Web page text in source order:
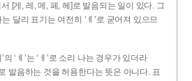
서 [게, 레, 메, 페, 헤]로 발음되는 일이 있다. 그
달리 표기는 여전히 ‘ㅖ’로 굳어져 있으므
의 ‘ㅖ’는 ‘ㅔ’로 소리 나는 경우가 있더라
발음하는 것을 허용한다는 뜻은 아니다. 표